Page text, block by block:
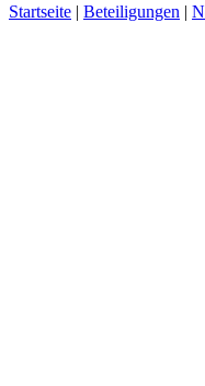
Startseite | Beteiligungen |